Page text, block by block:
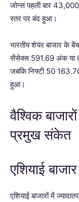
जोन्स पहली बार
स्तर पर बंद हुआ।
भारतीय शेयर बाजार के
सेंसेक्स 591.69 अंक या
जबकि निफ्टी 50
हुआ।
वैश्विक
प्रमुख संकेत
एशियाई बाजार
एशियाई बाजारों में